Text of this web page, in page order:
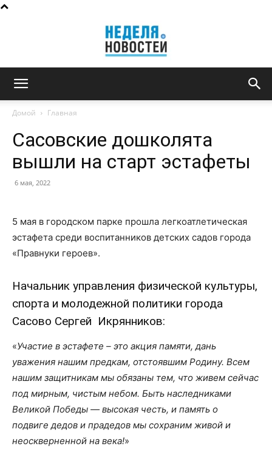
новостей
Домой Главная
Сасовские дошколята
вышли на старт эстафеты
6 мая, 2022
5 мая в городском парке прошла легкоатлетическая
эстафета среди воспитанников детских садов города
«Правнуки героев».
Начальник управления физической культуры,
спорта и молодежной политики города
Сасово Сергей Икрянников:
«Участие в эстафете – это акция памяти, дань
уважения нашим предкам, отстоявшим Родину. Всем
нашим защитникам мы обязаны тем, что живем сейчас
под мирным, чистым небом. Быть наследниками
Великой Победы — высокая честь, и память о
подвиге дедов и прадедов мы сохраним живой и
неоскверненной на века!»